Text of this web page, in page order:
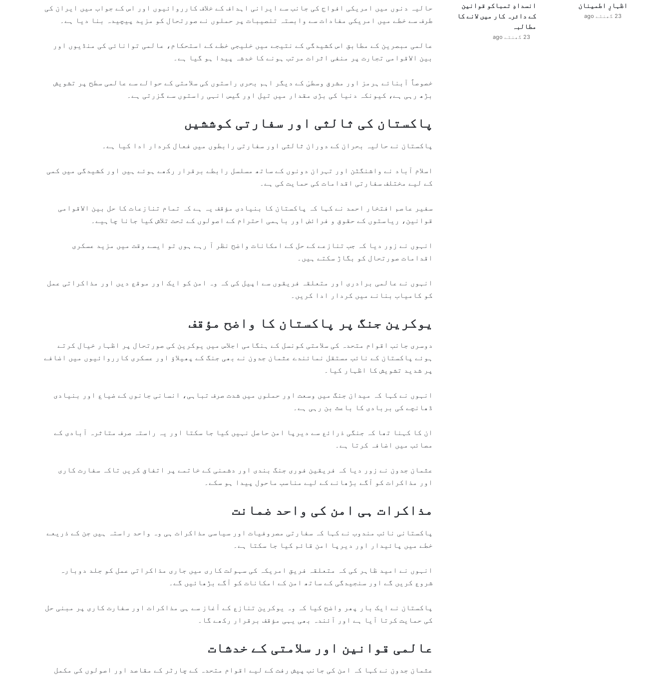
حالیہ دنوں میں امریکی افواج کی جانب سے ایرانی اہداف کے خلاف کارروائیوں اور اس کے جواب میں ایران کی
طرف سے خطے میں امریکی مفادات سے وابستہ تنصیبات پر حملوں نے صورتحال کو مزید پیچیدہ بنا دیا ہے۔
عالمی مبصرین کے مطابق اس کشیدگی کے نتیجے میں خلیجی خطے کے استحکام، عالمی توانائی کی منڈیوں اور
بین الاقوامی تجارت پر منفی اثرات مرتب ہونے کا خدشہ پیدا ہو گیا ہے۔
خصوصاً آبنائے ہرمز اور مشرق وسطیٰ کے دیگر اہم بحری راستوں کی سلامتی کے حوالے سے عالمی سطح پر تشویش
بڑھ رہی ہے، کیونکہ دنیا کی بڑی مقدار میں تیل اور گیس انہی راستوں سے گزرتی ہے۔
پاکستان کی ثالثی اور سفارتی کوششیں
پاکستان نے حالیہ بحران کے دوران ثالثی اور سفارتی رابطوں میں فعال کردار ادا کیا ہے۔
اسلام آباد نے واشنگٹن اور تہران دونوں کے ساتھ مسلسل رابطے برقرار رکھے ہوئے ہیں اور کشیدگی میں کمی
کے لیے مختلف سفارتی اقدامات کی حمایت کی ہے۔
سفیر عاصم افتخار احمد نے کہا کہ پاکستان کا بنیادی مؤقف یہ ہے کہ تمام تنازعات کا حل بین الاقوامی
قوانین، ریاستوں کے حقوق و فرائض اور باہمی احترام کے اصولوں کے تحت تلاش کیا جانا چاہیے۔
انہوں نے زور دیا کہ جب تنازعے کے حل کے امکانات واضح نظر آ رہے ہوں تو ایسے وقت میں مزید عسکری
اقدامات صورتحال کو بگاڑ سکتے ہیں۔
انہوں نے عالمی برادری اور متعلقہ فریقوں سے اپیل کی کہ وہ امن کو ایک اور موقع دیں اور مذاکراتی عمل
کو کامیاب بنانے میں کردار ادا کریں۔
یوکرین جنگ پر پاکستان کا واضح مؤقف
دوسری جانب اقوام متحدہ کی سلامتی کونسل کے ہنگامی اجلاس میں یوکرین کی صورتحال پر اظہار خیال کرتے
ہوئے پاکستان کے نائب مستقل نمائندے عثمان جدون نے بھی جنگ کے پھیلاؤ اور عسکری کارروائیوں میں اضافے
پر شدید تشویش کا اظہار کیا۔
انہوں نے کہا کہ میدان جنگ میں وسعت اور حملوں میں شدت صرف تباہی، انسانی جانوں کے ضیاع اور بنیادی
ڈھانچے کی بربادی کا باعث بن رہی ہے۔
ان کا کہنا تھا کہ جنگی ذرائع سے دیرپا امن حاصل نہیں کیا جا سکتا اور یہ راستہ صرف متاثرہ آبادی کے
مصائب میں اضافہ کرتا ہے۔
عثمان جدون نے زور دیا کہ فریقین فوری جنگ بندی اور دشمنی کے خاتمے پر اتفاق کریں تاکہ سفارت کاری
اور مذاکرات کو آگے بڑھانے کے لیے مناسب ماحول پیدا ہو سکے۔
مذاکرات ہی امن کی واحد ضمانت
پاکستانی نائب مندوب نے کہا کہ سفارتی مصروفیات اور سیاسی مذاکرات ہی وہ واحد راستہ ہیں جن کے ذریعے
خطے میں پائیدار اور دیرپا امن قائم کیا جا سکتا ہے۔
انہوں نے امید ظاہر کی کہ متعلقہ فریق امریکہ کی سہولت کاری میں جاری مذاکراتی عمل کو جلد دوبارہ
شروع کریں گے اور سنجیدگی کے ساتھ امن کے امکانات کو آگے بڑھائیں گے۔
پاکستان نے ایک بار پھر واضح کیا کہ وہ یوکرین تنازع کے آغاز سے ہی مذاکرات اور سفارت کاری پر مبنی حل
کی حمایت کرتا آیا ہے اور آئندہ بھی یہی مؤقف برقرار رکھے گا۔
عالمی قوانین اور سلامتی کے خدشات
عثمان جدون نے کہا کہ امن کی جانب پیش رفت کے لیے اقوام متحدہ کے چارٹر کے مقاصد اور اصولوں کی مکمل
اظہارِ اطمینان
23 گھنٹے ago
انسدادِ تمباکو قوانین
کے دائرہ کار میں لانے کا
مطالبہ
23 گھنٹے ago